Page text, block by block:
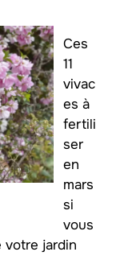
Ces
11
vivac
es à
fertili
ser
en
mars
si
vous
votre jardin